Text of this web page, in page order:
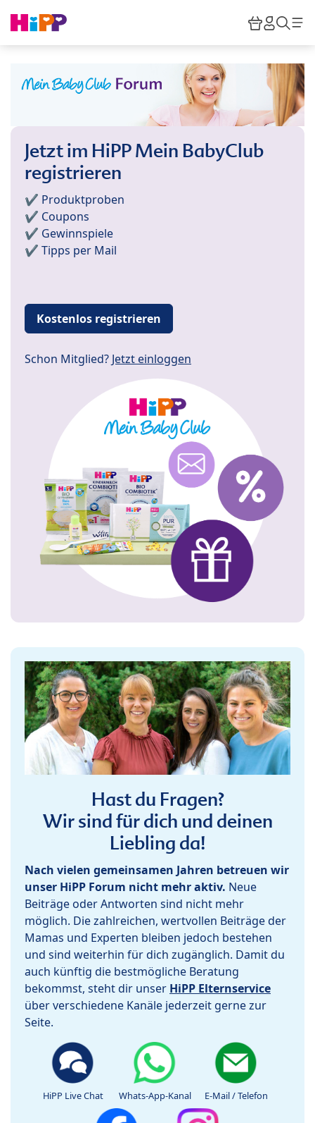
HiPP
Jetzt im HiPP Mein BabyClub
registrieren
✔️ Produktproben
✔️ Coupons
✔️ Gewinnspiele
✔️ Tipps per Mail
Kostenlos registrieren
Schon Mitglied? Jetzt einloggen
Hast du Fragen?
Wir sind für dich und deinen
Liebling da!
Nach vielen gemeinsamen Jahren betreuen wir
unser HiPP Forum nicht mehr aktiv. Neue
Beiträge oder Antworten sind nicht mehr
möglich. Die zahlreichen, wertvollen Beiträge der
Mamas und Experten bleiben jedoch bestehen
und sind weiterhin für dich zugänglich. Damit du
auch künftig die bestmögliche Beratung
bekommst, steht dir unser HiPP Elternservice
über verschiedene Kanäle jederzeit gerne zur
Seite.
HiPP Live Chat Whats-App-Kanal E-Mail / Telefon